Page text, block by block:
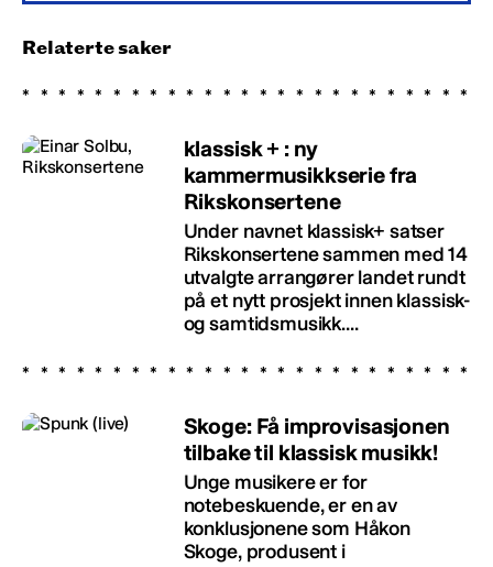
Relaterte saker
klassisk + : ny
kammermusikkserie fra
Rikskonsertene
Under navnet klassisk+ satser
Rikskonsertene sammen med 14
utvalgte arrangører landet rundt
på et nytt prosjekt innen klassisk-
og samtidsmusikk....
Skoge: Få improvisasjonen
tilbake til klassisk musikk!
Unge musikere er for
notebeskuende, er en av
konklusjonene som Håkon
Skoge, produsent i